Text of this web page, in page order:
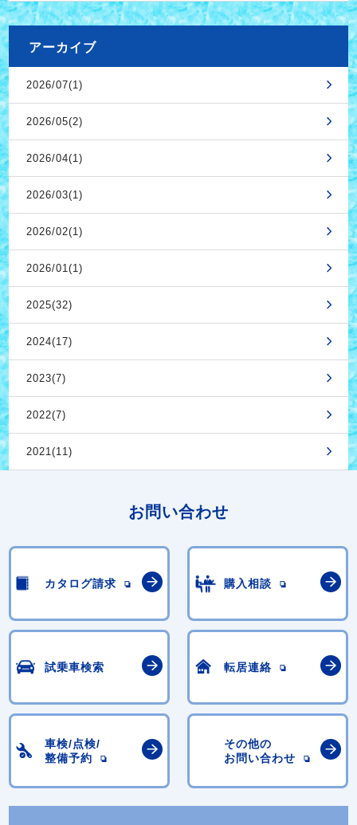
アーカイブ
2026/07(1)
2026/05(2)
2026/04(1)
2026/03(1)
2026/02(1)
2026/01(1)
2025(32)
2024(17)
2023(7)
2022(7)
2021(11)
お問い合わせ
カタログ請求 購入相談
試乗車検索 転居連絡
車検/点検/
整備予約
その他の
お問い合わせ